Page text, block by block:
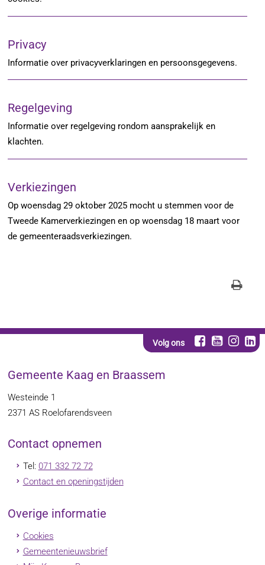
Privacy
Informatie over privacyverklaringen en persoonsgegevens.
Regelgeving
Informatie over regelgeving rondom aansprakelijk en
klachten.
Verkiezingen
Op woensdag 29 oktober 2025 mocht u stemmen voor de
Tweede Kamerverkiezingen en op woensdag 18 maart voor
de gemeenteraadsverkiezingen.
Volg ons
Gemeente Kaag en Braassem
Westeinde 1
2371 AS Roelofarendsveen
Contact opnemen
Tel: 071 332 72 72
Contact en openingstijden
Overige informatie
Cookies
Gemeentenieuwsbrief